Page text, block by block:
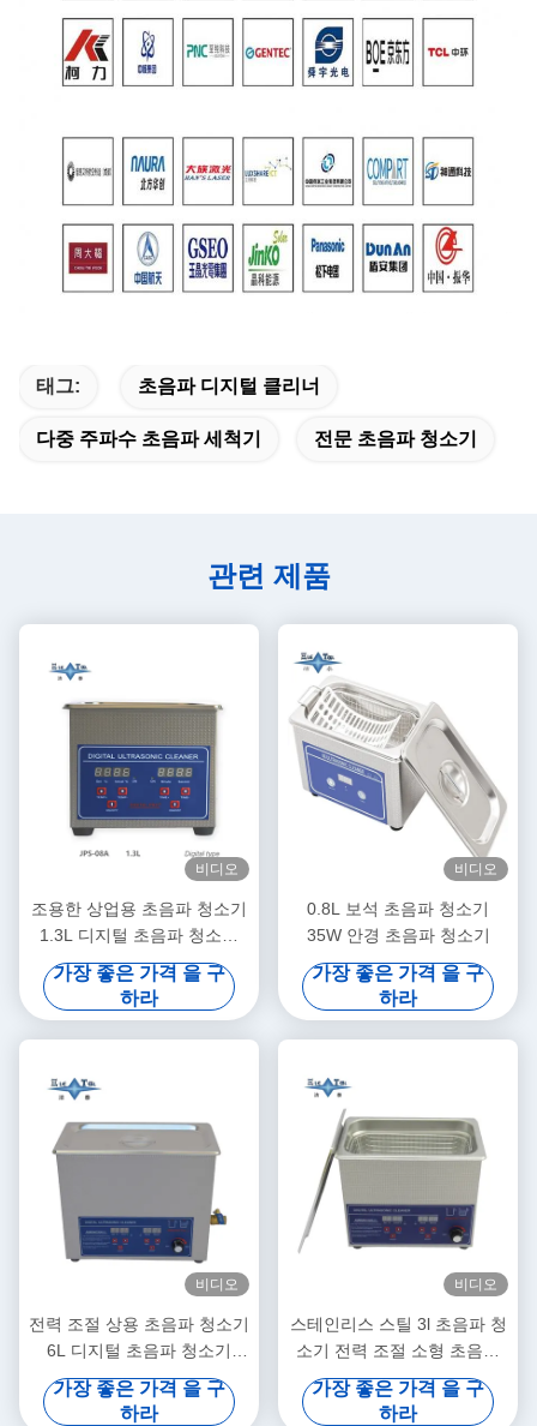
태그: 초음파 디지털 클리너
다중 주파수 초음파 세척기 전문 초음파 청소기
관련 제품
비디오
조용한 상업용 초음파 청소기
1.3L 디지털 초음파 청소기
60W 멀티 기어 타이밍
가장 좋은 가격 을 구
하라
비디오
0.8L 보석 초음파 청소기
35W 안경 초음파 청소기
가장 좋은 가격 을 구
하라
비디오
전력 조절 상용 초음파 청소기
6L 디지털 초음파 청소기
70W - 180W
가장 좋은 가격 을 구
하라
비디오
스테인리스 스틸 3l 초음파 청
소기 전력 조절 소형 초음파
청소기 지능형
가장 좋은 가격 을 구
하라